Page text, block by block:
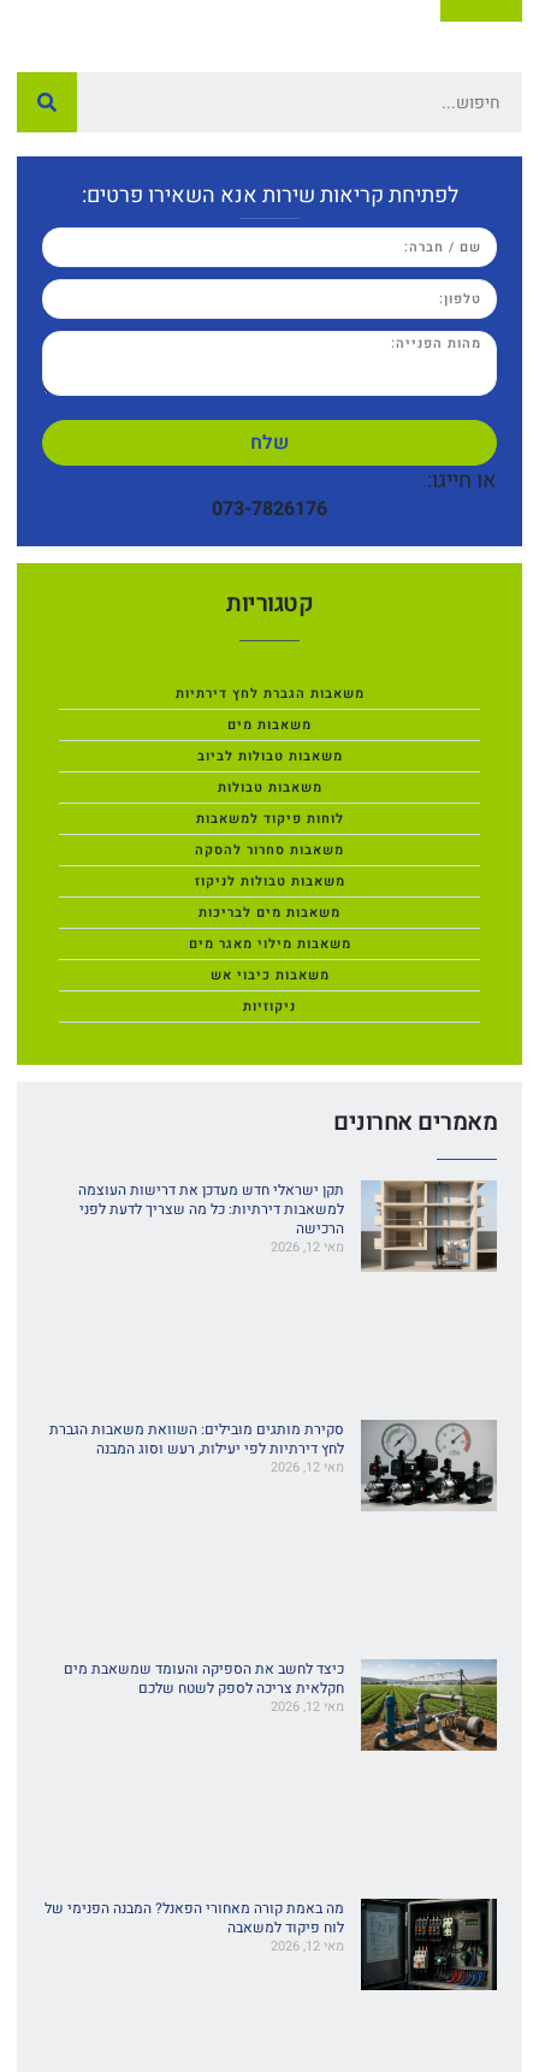
לפתיחת קריאות שירות אנא השאירו פרטים:
שלח
או חייגו:
073-7826176
קטגוריות
משאבות הגברת לחץ דירתיות
משאבות מים
משאבות טבולות לביוב
משאבות טבולות
לוחות פיקוד למשאבות
משאבות סחרור להסקה
משאבות טבולות לניקוז
משאבות מים לבריכות
משאבות מילוי מאגר מים
משאבות כיבוי אש
ניקוזיות
מאמרים אחרונים
תקן ישראלי חדש מעדכן את דרישות העוצמה
למשאבות דירתיות: כל מה שצריך לדעת לפני
הרכישה
מאי 12, 2026
סקירת מותגים מובילים: השוואת משאבות הגברת
לחץ דירתיות לפי יעילות, רעש וסוג המבנה
מאי 12, 2026
כיצד לחשב את הספיקה והעומד שמשאבת מים
חקלאית צריכה לספק לשטח שלכם
מאי 12, 2026
מה באמת קורה מאחורי הפאנל? המבנה הפנימי של
לוח פיקוד למשאבה
מאי 12, 2026